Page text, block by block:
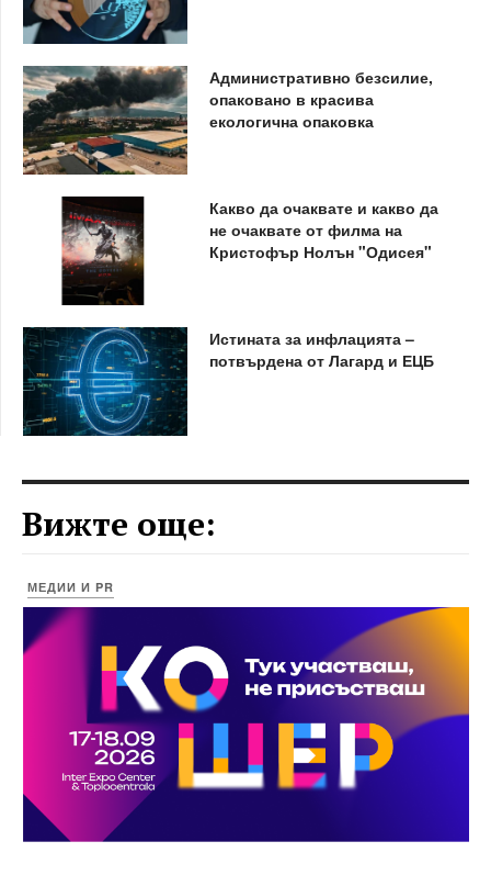
Административно безсилие,
опаковано в красива
екологична опаковка
Какво да очаквате и какво да
не очаквате от филма на
Кристофър Нолън "Одисея"
Истината за инфлацията –
потвърдена от Лагард и ЕЦБ
Вижте още:
МЕДИИ И PR